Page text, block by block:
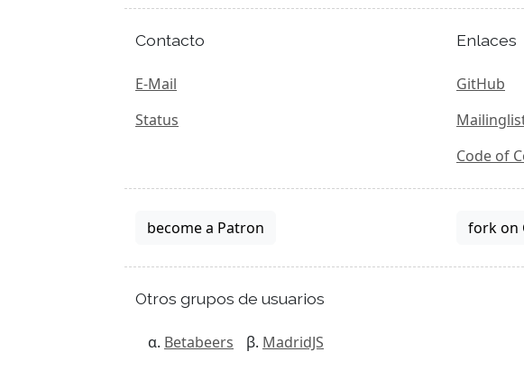
Contacto
E-Mail
Status
Enlaces
GitHub
Code of
become a Patron fork on
Otros grupos de usuarios
Betabeers MadridJS